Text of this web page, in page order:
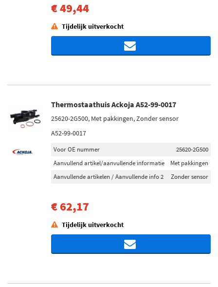
€ 49,44
Tijdelijk uitverkocht
Thermostaathuis Ackoja A52-99-0017
25620-2G500, Met pakkingen, Zonder sensor
A52-99-0017
Voor OE nummer
25620-2G500
Aanvullend artikel/aanvullende informatie
Met pakkingen
Aanvullende artikelen / Aanvullende info 2
Zonder sensor
€ 62,17
Tijdelijk uitverkocht